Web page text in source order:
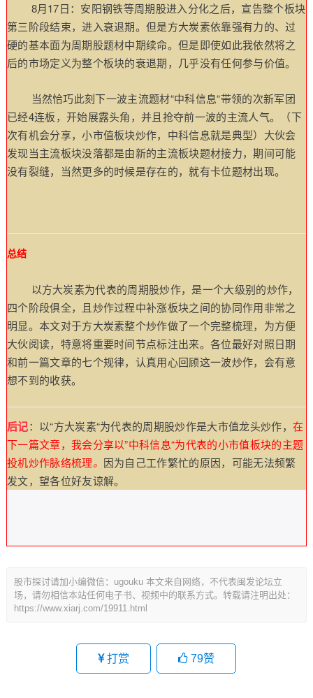
8月17日：安阳钢铁等周期股进入分化之后，宣告整个板块
第三阶段结束，进入衰退期。但是方大炭素依靠强有力的、过
硬的基本面为周期股题材中期续命。但是即使如此我依然将之
后的市场定义为整个板块的衰退期，几乎没有任何参与价值。
当然恰巧此刻下一波主流题材“中科信息“带领的次新军团
已经4连板，开始展露头角，并且抢夺前一波的主流人气。（下
次有机会分享，小市值板块炒作，中科信息就是典型） 大伙会
发现当主流板块没落都是由新的主流板块题材接力，期间可能
没有裂缝，当然更多的时候是存在的，就有卡位题材出现。
总结
以方大炭素为代表的周期股炒作，是一个大级别的炒作，
四个阶段俱全，且炒作过程中补涨板块之间的协同作用非常之
明显。本文对于方大炭素整个炒作做了一个完整梳理，为方便
大伙阅读，特意将重要时间节点标注出来。各位最好对照日期
和前一篇文章的七个规律，认真用心回顾这一波炒作，会有意
想不到的收获。
后记：以“方大炭素“为代表的周期股炒作是大市值龙头炒作， 在
下一篇文章，我会分享以”中科信息“为代表的小市值板块的主题
投机炒作脉络梳理。 因为自己工作繁忙的原因，可能无法频繁
发文，望各位好友谅解。
股市探讨请加小编微信：ugouku 本文来自网络，不代表闽发论坛立
场，请勿相信本站任何电子书、视频中的联系方式。转载请注明出处：
https://www.xiarj.com/19911.html
打赏 79赞